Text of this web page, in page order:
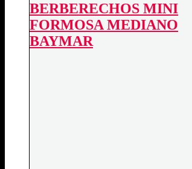
BERBERECHOS MINI
FORMOSA MEDIANO
BAYMAR